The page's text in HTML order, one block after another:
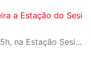
a Estação do Sesi
Grupo se apresenta a partir das 15h, na Estação Sesi de Cultura